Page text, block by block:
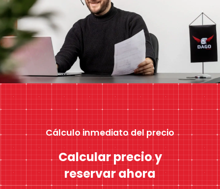
Cálculo inmediato del precio
Calcular precio y
reservar ahora